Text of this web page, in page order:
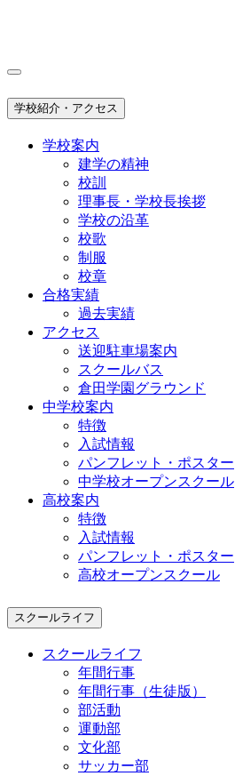
学校紹介・アクセス
学校案内
建学の精神
校訓
理事長・学校長挨拶
学校の沿革
校歌
制服
校章
合格実績
過去実績
アクセス
送迎駐車場案内
スクールバス
倉田学園グラウンド
中学校案内
特徴
入試情報
パンフレット・ポスター
中学校オープンスクール
高校案内
特徴
入試情報
パンフレット・ポスター
高校オープンスクール
スクールライフ
スクールライフ
年間行事
年間行事（生徒版）
部活動
運動部
文化部
サッカー部